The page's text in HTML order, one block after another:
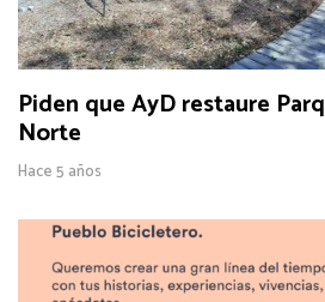
Piden que AyD restaure
Norte
Hace 5 años